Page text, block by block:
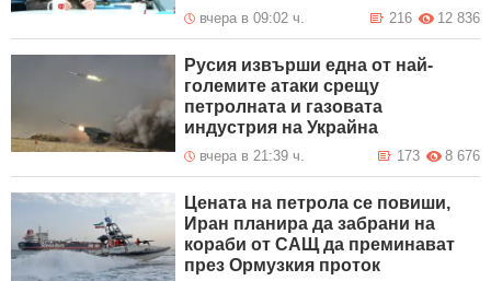
вчера в 09:02 ч. 12 836
216
Русия извърши една от най-
големите атаки срещу
петролната и газовата
индустрия на Украйна
вчера в 21:39 ч. 8 676
173
Цената на петрола се повиши,
Иран планира да забрани на
кораби от САЩ да преминават
през Ормузкия проток